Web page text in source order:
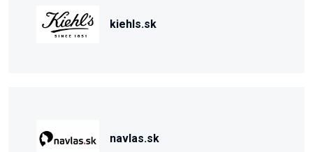
kiehls.sk
navlas.sk